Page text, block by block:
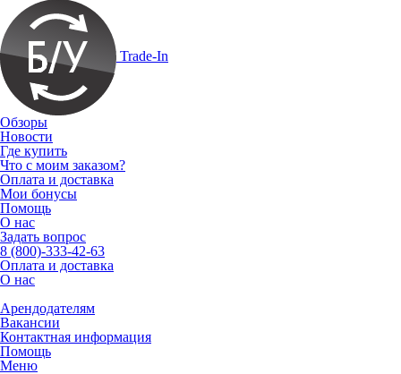
Trade-In
Обзоры
Новости
Где купить
Что с моим заказом?
Оплата и доставка
Мои бонусы
Помощь
О нас
Задать вопрос
8 (800)-333-42-63
Оплата и доставка
О нас
Арендодателям
Вакансии
Контактная информация
Помощь
Меню